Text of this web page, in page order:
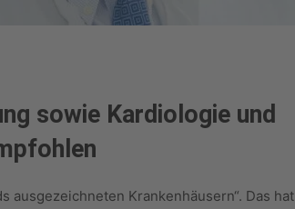
sowie Kardiologie und
ausgezeichneten Krankenhäusern“. Das